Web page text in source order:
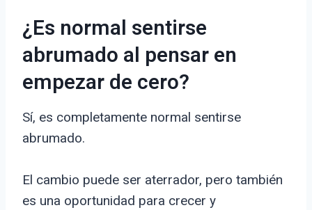
¿Es normal sentirse
abrumado al pensar en
empezar de cero?
Sí, es completamente normal sentirse
abrumado.
El cambio puede ser aterrador, pero también
es una oportunidad para crecer y